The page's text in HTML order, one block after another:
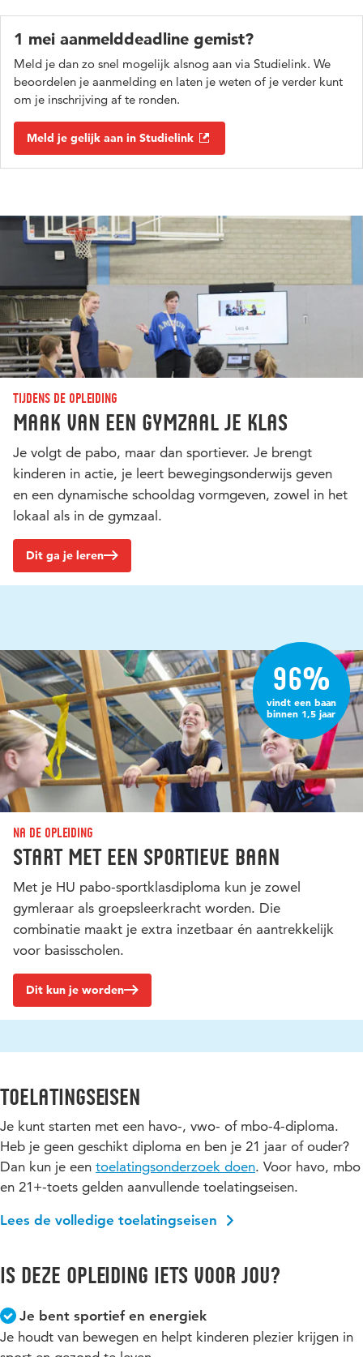
1 mei aanmelddeadline gemist?
Meld je dan zo snel mogelijk alsnog aan via Studielink. We
beoordelen je aanmelding en laten je weten of je verder kunt
om je inschrijving af te ronden.
Meld je gelijk aan in Studielink
Tijdens de opleiding
Maak van een gymzaal je klas
Je volgt de pabo, maar dan sportiever. Je brengt
kinderen in actie, je leert bewegingsonderwijs geven
en een dynamische schooldag vormgeven, zowel in het
lokaal als in de gymzaal.
Dit ga je leren
96%
vindt een baan
binnen 1,5 jaar
Na de opleiding
Start met een sportieve baan
Met je HU pabo-sportklasdiploma kun je zowel
gymleraar als groepsleerkracht worden. Die
combinatie maakt je extra inzetbaar én aantrekkelijk
voor basisscholen.
Dit kun je worden
Toelatingseisen
Je kunt starten met een havo-, vwo- of mbo-4-diploma.
Heb je geen geschikt diploma en ben je 21 jaar of ouder?
Dan kun je een toelatingsonderzoek doen. Voor havo, mbo
en 21+-toets gelden aanvullende toelatingseisen.
Lees de volledige toelatingseisen
Is deze opleiding iets voor jou?
Je bent sportief en energiek
Je houdt van bewegen en helpt kinderen plezier krijgen in